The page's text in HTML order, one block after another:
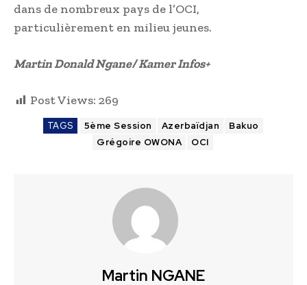
dans de nombreux pays de l’OCI,
particulièrement en milieu jeunes.
Martin Donald Ngane/ Kamer Infos+
Post Views: 269
TAGS 5ème Session Azerbaïdjan
Bakuo
Grégoire OWONA
OCI
Martin NGANE